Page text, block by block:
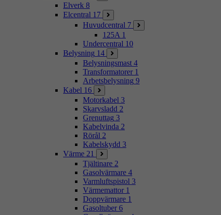
Elverk 8
Elcentral 17
Huvudcentral 7
125A 1
Undercentral 10
Belysning 14
Belysningsmast 4
Transformatorer 1
Arbetsbelysning 9
Kabel 16
Motorkabel 3
Skarvsladd 2
Grenuttag 3
Kabelvinda 2
Rörål 2
Kabelskydd 3
Värme 21
Tjältinare 2
Gasolvärmare 4
Varmluftspistol 3
Värmemattor 1
Doppvärmare 1
Gasoltuber 6